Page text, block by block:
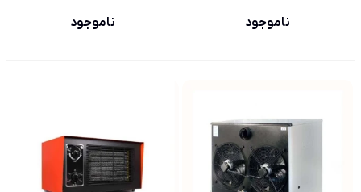
ناموجود ناموجود